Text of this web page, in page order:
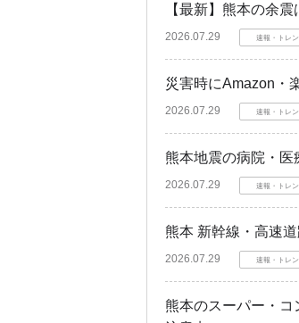
【最新】熊本の余
2026.07.29 速報・トレ
災害時にAmazon・
2026.07.29 速報・トレ
熊本地震の病院・
2026.07.29 速報・トレ
熊本 新幹線・高速
2026.07.29 速報・トレ
熊本のスーパー・